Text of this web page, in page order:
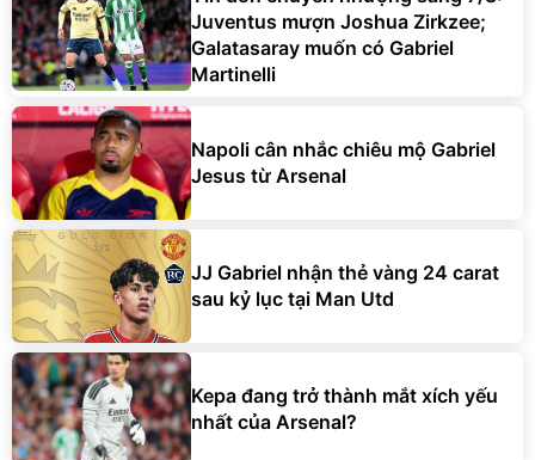
Juventus mượn Joshua Zirkzee;
Galatasaray muốn có Gabriel
Martinelli
Napoli cân nhắc chiêu mộ Gabriel
Jesus từ Arsenal
JJ Gabriel nhận thẻ vàng 24 carat
sau kỷ lục tại Man Utd
Kepa đang trở thành mắt xích yếu
nhất của Arsenal?